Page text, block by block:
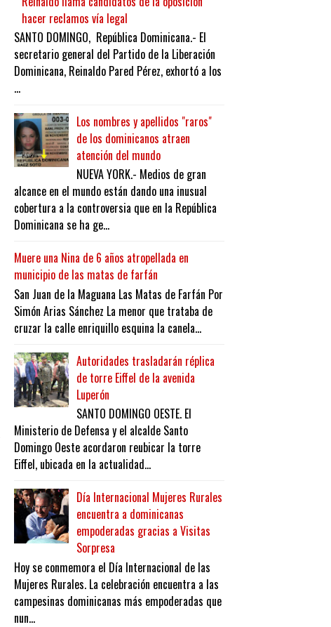
hacer reclamos vía legal
SANTO DOMINGO, República Dominicana.- El
secretario general del Partido de la Liberación
Dominicana, Reinaldo Pared Pérez, exhortó a los
...
Los nombres y apellidos "raros"
de los dominicanos atraen
atención del mundo
NUEVA YORK.- Medios de gran
alcance en el mundo están dando una inusual
cobertura a la controversia que en la República
Dominicana se ha ge...
Muere una Nina de 6 años atropellada en
municipio de las matas de farfán
San Juan de la Maguana Las Matas de Farfán Por
Simón Arias Sánchez La menor que trataba de
cruzar la calle enriquillo esquina la canela...
Autoridades trasladarán réplica
de torre Eiffel de la avenida
Luperón
SANTO DOMINGO OESTE. El
Ministerio de Defensa y el alcalde Santo
Domingo Oeste acordaron reubicar la torre
Eiffel, ubicada en la actualidad...
Día Internacional Mujeres Rurales
encuentra a dominicanas
empoderadas gracias a Visitas
Sorpresa
Hoy se conmemora el Día Internacional de las
Mujeres Rurales. La celebración encuentra a las
campesinas dominicanas más empoderadas que
nun...